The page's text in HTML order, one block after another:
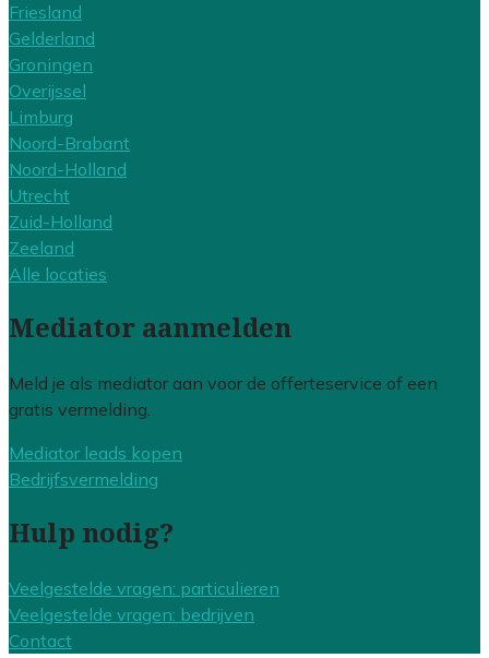
Friesland
Gelderland
Groningen
Overijssel
Limburg
Noord-Brabant
Noord-Holland
Utrecht
Zuid-Holland
Zeeland
Alle locaties
Mediator aanmelden
Meld je als mediator aan voor de offerteservice of een
gratis vermelding.
Mediator leads kopen
Bedrijfsvermelding
Hulp nodig?
Veelgestelde vragen: particulieren
Veelgestelde vragen: bedrijven
Contact